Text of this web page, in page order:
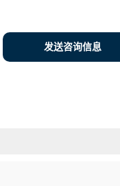
发送咨询信息